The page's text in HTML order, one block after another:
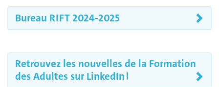
Bureau RIFT 2024-2025
Retrouvez les nouvelles de la Formation
des Adultes sur LinkedIn !